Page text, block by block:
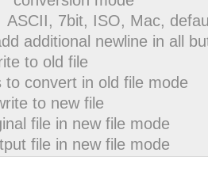
7bit, ISO, Mac,
additional newline in all
to old file
in old file mode
to new file
in new file mode
in new file mode